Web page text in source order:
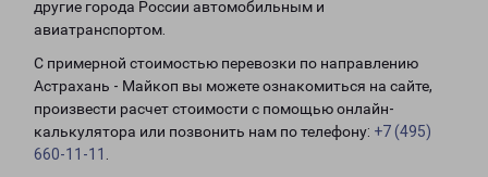
другие города России автомобильным и
авиатранспортом.
С примерной стоимостью перевозки по направлению
Астрахань - Майкоп вы можете ознакомиться на сайте,
произвести расчет стоимости с помощью онлайн-
калькулятора или позвонить нам по телефону: +7 (495)
660-11-11